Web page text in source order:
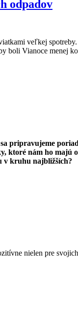
odpadov
veľkej
boli Vianoce menej
pripravujeme
ktoré nám ho
v kruhu najbližších?
nielen pre